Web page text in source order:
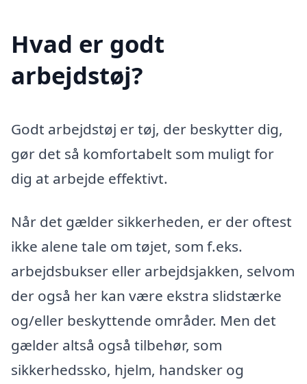
Hvad er godt
arbejdstøj?
Godt arbejdstøj er tøj, der beskytter dig,
gør det så komfortabelt som muligt for
dig at arbejde effektivt.
Når det gælder sikkerheden, er der oftest
ikke alene tale om tøjet, som f.eks.
arbejdsbukser eller arbejdsjakken, selvom
der også her kan være ekstra slidstærke
og/eller beskyttende områder. Men det
gælder altså også tilbehør, som
sikkerhedssko, hjelm, handsker og